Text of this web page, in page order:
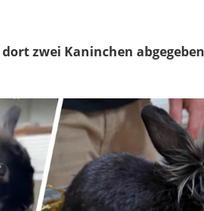
zwei Kaninchen